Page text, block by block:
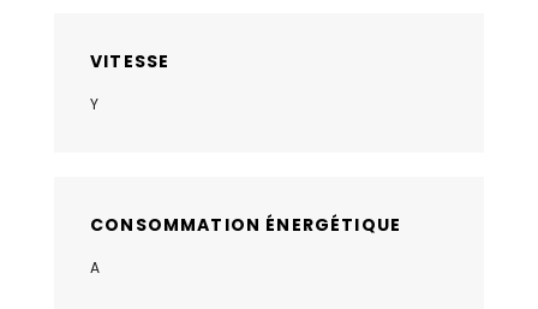
VITESSE
Y
CONSOMMATION ÉNERGÉTIQUE
A